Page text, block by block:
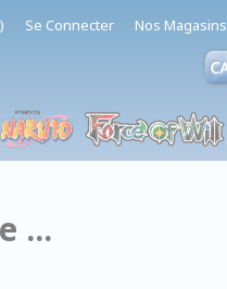
Se Connecter Nos Magasins
...